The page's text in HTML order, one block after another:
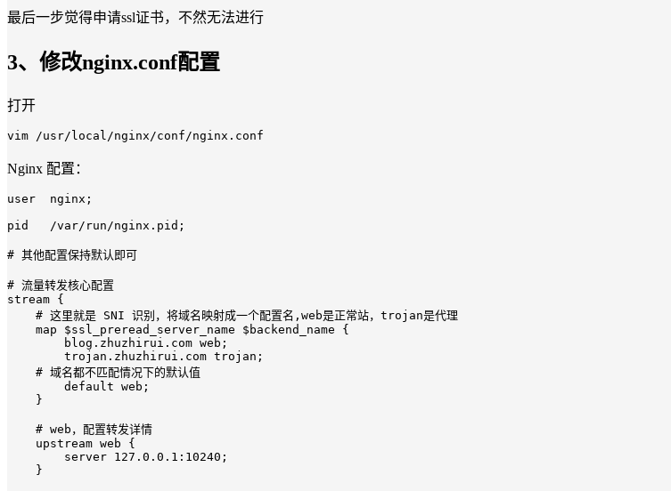
最后一步觉得申请ssl证书，不然无法进行
3、修改nginx.conf配置
打开
Nginx 配置：
user  nginx;
pid   /var/run/nginx.pid;
# 其他配置保持默认即可
# 流量转发核心配置
stream {
    # 这里就是 SNI 识别，将域名映射成一个配置名,web是正常站，trojan是代理
    map $ssl_preread_server_name $backend_name {
        blog.zhuzhirui.com web;
        trojan.zhuzhirui.com trojan;
    # 域名都不匹配情况下的默认值
        default web;
    }
    # web，配置转发详情
    upstream web {
        server 127.0.0.1:10240;
    }